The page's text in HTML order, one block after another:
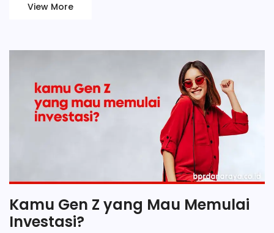
View More
Kamu Gen Z yang Mau Memulai
Investasi?